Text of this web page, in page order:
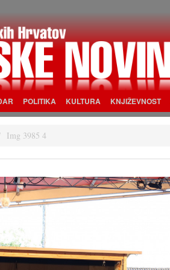
POLITIKA KULTURA KNJIŽEVNOST
Img 3985 4